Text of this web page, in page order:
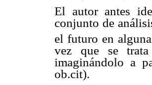
El autor antes
conjunto de
el futuro en
vez que se
imaginándolo a
ob.cit).